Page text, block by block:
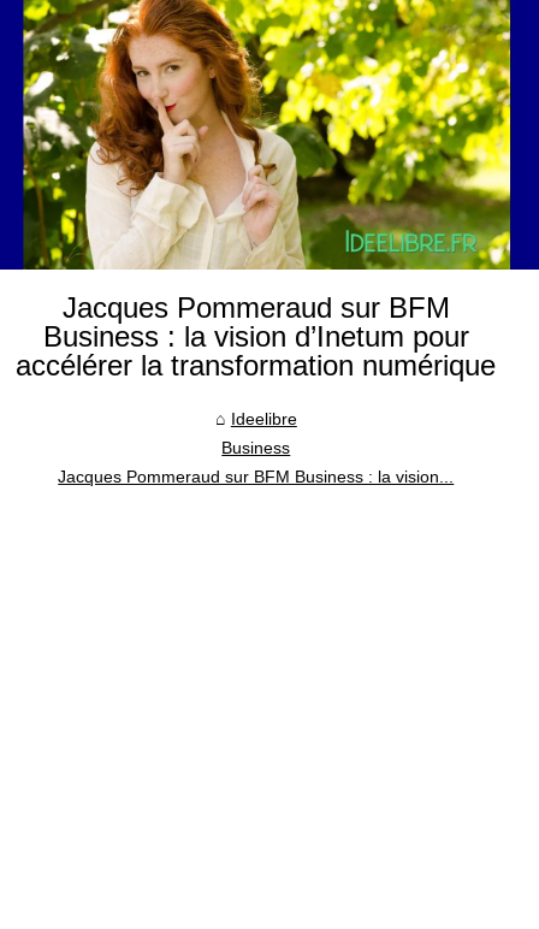
Jacques Pommeraud sur BFM
Business : la vision d’Inetum pour
accélérer la transformation numérique
Ideelibre
Business
Jacques Pommeraud sur BFM Business : la vision...